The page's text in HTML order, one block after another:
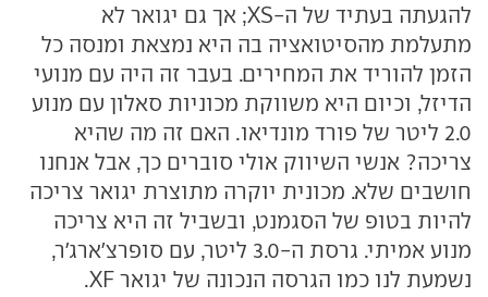
להגעתה בעתיד של ה-XS; אך גם יגואר לא
מתעלמת מהסיטואציה בה היא נמצאת ומנסה כל
הזמן להוריד את המחירים. בעבר זה היה עם מנועי
הדיזל, וכיום היא משווקת מכוניות סאלון עם מנוע
2.0 ליטר של פורד מונדיאו. האם זה מה שהיא
צריכה? אנשי השיווק אולי סוברים כך, אבל אנחנו
חושבים שלא. מכונית יוקרה מתוצרת יגואר צריכה
להיות בטופ של הסגמנט, ובשביל זה היא צריכה
מנוע אמיתי. גרסת ה-3.0 ליטר, עם סופרצ'ארג'ר,
נשמעת לנו כמו הגרסה הנכונה של יגואר XF.